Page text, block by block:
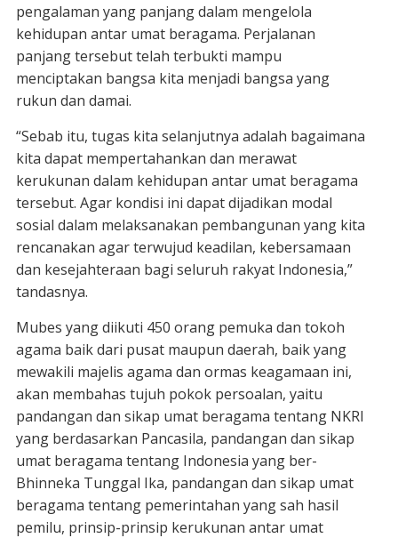
pengalaman yang panjang dalam mengelola
kehidupan antar umat beragama. Perjalanan
panjang tersebut telah terbukti mampu
menciptakan bangsa kita menjadi bangsa yang
rukun dan damai.
“Sebab itu, tugas kita selanjutnya adalah bagaimana
kita dapat mempertahankan dan merawat
kerukunan dalam kehidupan antar umat beragama
tersebut. Agar kondisi ini dapat dijadikan modal
sosial dalam melaksanakan pembangunan yang kita
rencanakan agar terwujud keadilan, kebersamaan
dan kesejahteraan bagi seluruh rakyat Indonesia,”
tandasnya.
Mubes yang diikuti 450 orang pemuka dan tokoh
agama baik dari pusat maupun daerah, baik yang
mewakili majelis agama dan ormas keagamaan ini,
akan membahas tujuh pokok persoalan, yaitu
pandangan dan sikap umat beragama tentang NKRI
yang berdasarkan Pancasila, pandangan dan sikap
umat beragama tentang Indonesia yang ber-
Bhinneka Tunggal Ika, pandangan dan sikap umat
beragama tentang pemerintahan yang sah hasil
pemilu, prinsip-prinsip kerukunan antar umat